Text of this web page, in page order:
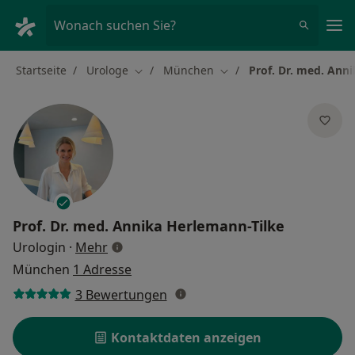
Wonach suchen Sie?
Startseite Urologe Stadt ändern
München Stadt ändern
Prof. Dr. med.
Prof. Dr. med. Annika Herlemann-Tilke
Urologin · Mehrüber Spezialisierungen
München 1 Adresse
3 Bewertungen
Kontaktdaten anzeigen